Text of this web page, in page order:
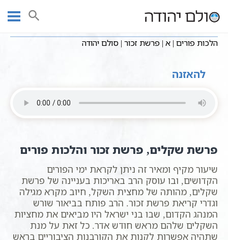
עמוד ראשי שיעורי וידאו
הלכות פורים | א | פרשת זכור | סולם יהודה
הלכות פורים | א | פרשת זכור | סולם יהודה
להאזנה
פרשת שקלים, פרשת זכור והלכות פורים
שיעור מקיף ומאיר זה ניתן לקראת ימי הפורים
הקדושים, ובו עוסק הרב באריכות בעניינה של פרשת
שקלים, מהותה של מחצית השקל, חיוב מקרא מגילה
וגדרי קריאת פרשת זכור. הרב פותח בביאור שורש
המנהג הקדום, שבו בני ישראל היו מביאים את מחציות
השקלים שלהם מראש חודש אדר. כל זאת על מנת
שתהיה אפשרות לקנות את הקורבנות הציבוריים בראש